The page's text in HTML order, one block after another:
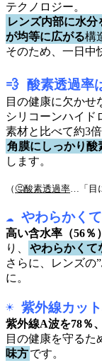
テクノロジー。
レンズ内部に水分
が均等に広がる構
そのため、一日中
💨 酸素透過率
目の健康に欠かせ
シリコーンハイド
素材と比べて約3
角膜にしっかり酸
します。
（🤔酸素透過率…「目
☁️ やわらかく
高い含水率（56％）
り、
やわらかくて
さらに、レンズの”
に。
☀️ 紫外線カッ
紫外線A波を78％
目の健康を守るた
味方です。